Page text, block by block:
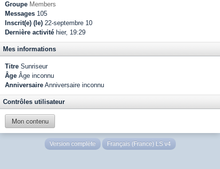
Groupe Members
Messages 105
Inscrit(e) (le) 22-septembre 10
Dernière activité hier, 19:29
Mes informations
Titre Sunriseur
Âge Âge inconnu
Anniversaire Anniversaire inconnu
Contrôles utilisateur
Mon contenu
Version complète Français (France) LS v4